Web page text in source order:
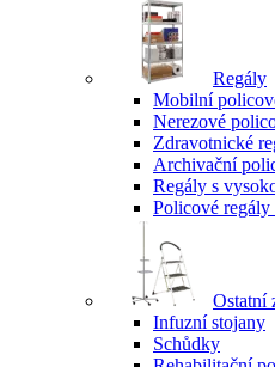
Regály
Mobilní
Nerezové
Zdravotnické
Archivační
Regály s
Policové regály
Ostatní
Infuzní stojany
Schůdky